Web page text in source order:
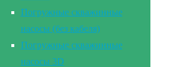
Погружные скважинные
насосы (без кабеля)
Погружные скважинные
насосы 3D